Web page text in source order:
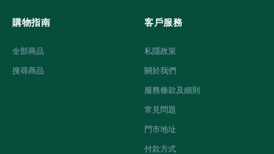
購物指南
全部商品
搜尋商品
客戶服務
私隱政策
關於我們
服務條款及細則
常見問題
門市地址
付款方式